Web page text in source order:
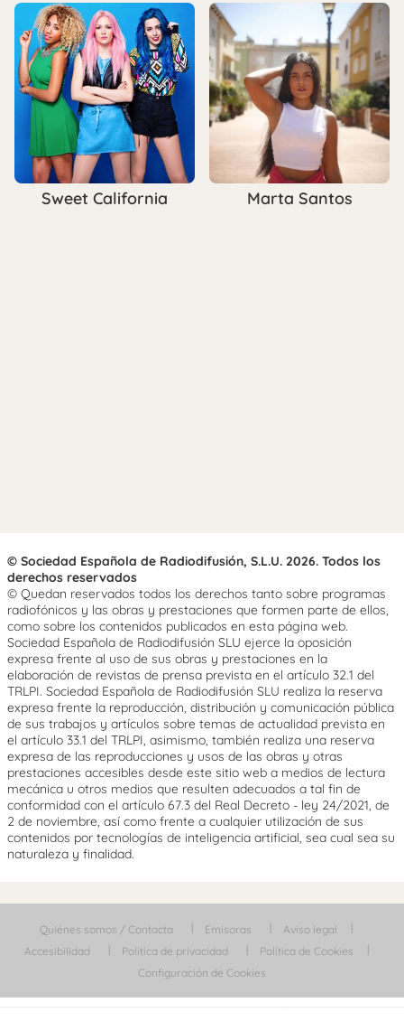
Sweet California Marta Santos
© Sociedad Española de Radiodifusión, S.L.U. 2026. Todos los
derechos reservados
© Quedan reservados todos los derechos tanto sobre programas
radiofónicos y las obras y prestaciones que formen parte de ellos,
como sobre los contenidos publicados en esta página web.
Sociedad Española de Radiodifusión SLU ejerce la oposición
expresa frente al uso de sus obras y prestaciones en la
elaboración de revistas de prensa prevista en el artículo 32.1 del
TRLPI. Sociedad Española de Radiodifusión SLU realiza la reserva
expresa frente la reproducción, distribución y comunicación pública
de sus trabajos y artículos sobre temas de actualidad prevista en
el artículo 33.1 del TRLPI, asimismo, también realiza una reserva
expresa de las reproducciones y usos de las obras y otras
prestaciones accesibles desde este sitio web a medios de lectura
mecánica u otros medios que resulten adecuados a tal fin de
conformidad con el artículo 67.3 del Real Decreto - ley 24/2021, de
2 de noviembre, así como frente a cualquier utilización de sus
contenidos por tecnologías de inteligencia artificial, sea cual sea su
naturaleza y finalidad.
Quiénes somos / Contacta Emisoras
Aviso legal
Accesibilidad
Política de privacidad
Política de Cookies
Configuración de Cookies